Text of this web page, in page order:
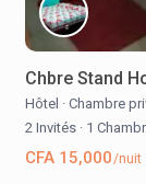
Chbre Stand
Hôtel · Chambre
2 Invités · 1
CFA 15,000/nuit